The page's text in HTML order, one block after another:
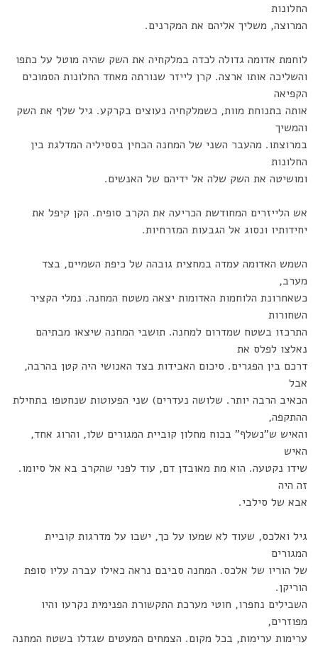
החלונות
המרוצה, משליך אליהם את המקרנים.
לוחמת אדומה גדולה לכדה במלקחיה את השק שהיה מוטל על כתפו
והשליכה אותו ארצה. קרן לייזר שנורתה מאחד החלונות הסמוכים
הקפיאה
אותה בתנוחת מוות, כשמלקחיה נעוצים בקרקע. גיל שלף את השק
והמשיך
במרוצתו. מהעבר השני של המחנה הבחין בססיליה המדלגת בין
החלונות
ומושיטה את השק שלה אל ידיהם של האנשים.
אש הלייזרים המחודשת הכריעה את הקרב סופית. הקן קיפל את
יחידותיו ונסוג אל הגבעות המזרחיות.
השמש האדומה עמדה במחצית גובהה של כיפת השמיים, בצד
מערב,
כשאחרונת הלוחמות האדומות יצאה משטח המחנה. נמלי הקציר
השחורות
התרכזו בשטח שמדרום למחנה. תושבי המחנה שיצאו מבתיהם
נאלצו לפלס את
דרכם בין הפגרים. סיכום האבידות בצד האנושי היה קטן בהרבה,
אבל
הכאיב הרבה יותר. שלושה נעדרים) שני הפעוטות שנחטפו בתחילת
ההתקפה,
והאיש ש"נשלף" בכוח מחלון קוביית המגורים שלו, והרוג אחד,
האיש
שידו נקטעה. הוא מת מאובדן דם, עוד לפני שהקרב בא אל סיומו.
זה היה
אבא של סילבי.
גיל ואלכס, שעוד לא שמעו על כך, ישבו על מדרגות קוביית
המגורים
של הוריו של אלכס. המחנה סביבם נראה כאילו עברה עליו סופת
הוריקן.
השבילים נחפרו, חוטי מערכת התקשורת הפנימית נקרעו והיו
מפוזרים,
ערימות ערימות, בכל מקום. הצמחים המעטים שגדלו בשטח המחנה